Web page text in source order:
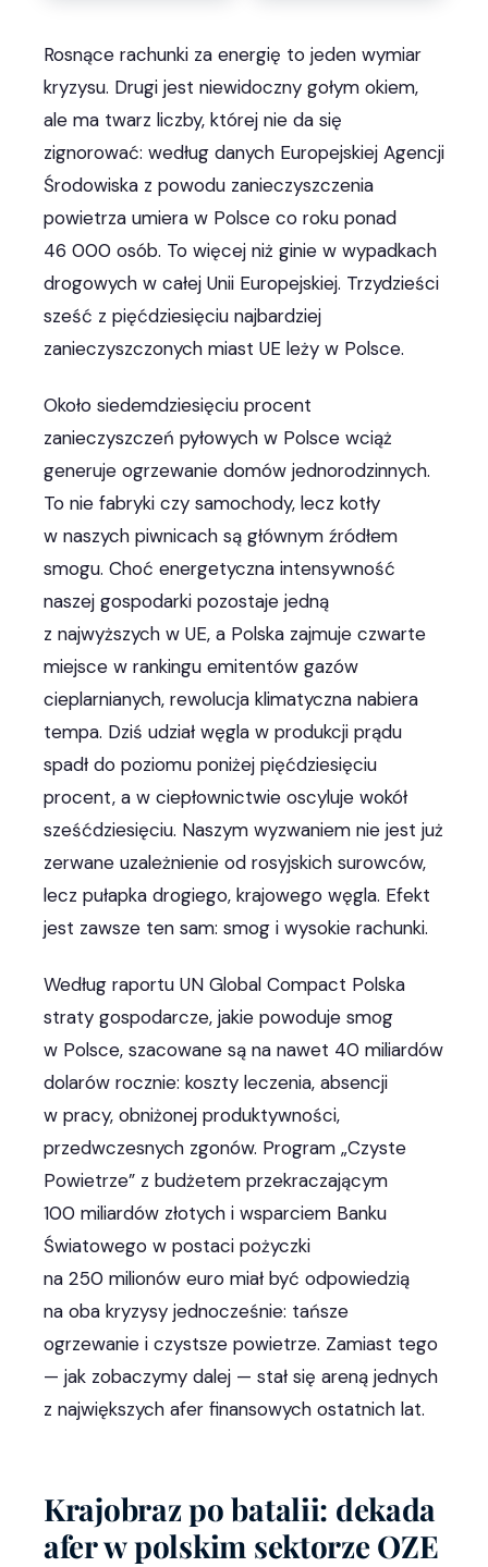
Rosnące rachunki za energię to jeden wymiar
kryzysu. Drugi jest niewidoczny gołym okiem,
ale ma twarz liczby, której nie da się
zignorować: według danych Europejskiej Agencji
Środowiska z powodu zanieczyszczenia
powietrza umiera w Polsce co roku ponad
46 000 osób. To więcej niż ginie w wypadkach
drogowych w całej Unii Europejskiej. Trzydzieści
sześć z pięćdziesięciu najbardziej
zanieczyszczonych miast UE leży w Polsce.
Około siedemdziesięciu procent
zanieczyszczeń pyłowych w Polsce wciąż
generuje ogrzewanie domów jednorodzinnych.
To nie fabryki czy samochody, lecz kotły
w naszych piwnicach są głównym źródłem
smogu. Choć energetyczna intensywność
naszej gospodarki pozostaje jedną
z najwyższych w UE, a Polska zajmuje czwarte
miejsce w rankingu emitentów gazów
cieplarnianych, rewolucja klimatyczna nabiera
tempa. Dziś udział węgla w produkcji prądu
spadł do poziomu poniżej pięćdziesięciu
procent, a w ciepłownictwie oscyluje wokół
sześćdziesięciu. Naszym wyzwaniem nie jest już
zerwane uzależnienie od rosyjskich surowców,
lecz pułapka drogiego, krajowego węgla. Efekt
jest zawsze ten sam: smog i wysokie rachunki.
Według raportu UN Global Compact Polska
straty gospodarcze, jakie powoduje smog
w Polsce, szacowane są na nawet 40 miliardów
dolarów rocznie: koszty leczenia, absencji
w pracy, obniżonej produktywności,
przedwczesnych zgonów. Program „Czyste
Powietrze” z budżetem przekraczającym
100 miliardów złotych i wsparciem Banku
Światowego w postaci pożyczki
na 250 milionów euro miał być odpowiedzią
na oba kryzysy jednocześnie: tańsze
ogrzewanie i czystsze powietrze. Zamiast tego
— jak zobaczymy dalej — stał się areną jednych
z największych afer finansowych ostatnich lat.
Krajobraz po batalii: dekada
afer w polskim sektorze OZE